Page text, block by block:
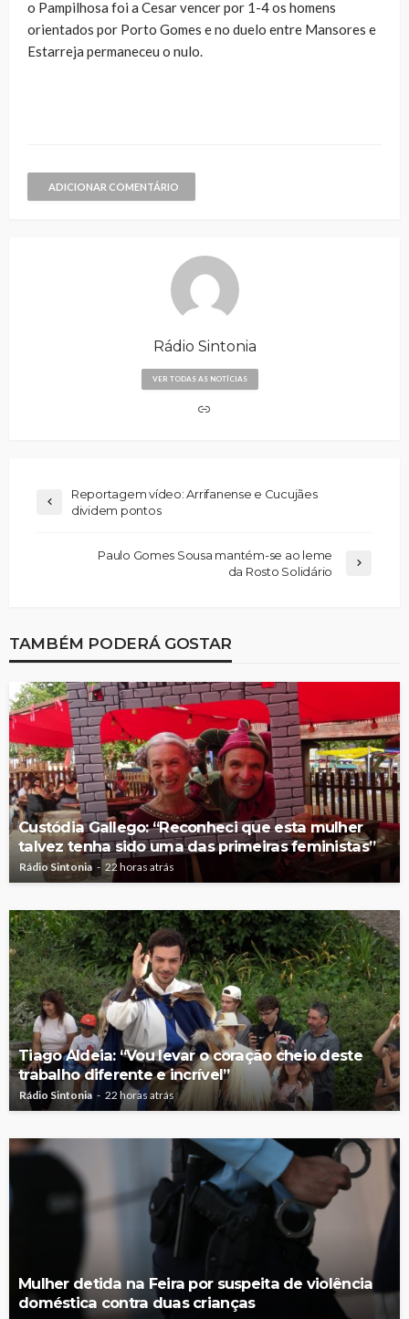
o Pampilhosa foi a Cesar vencer por 1-4 os homens
orientados por Porto Gomes e no duelo entre Mansores e
Estarreja permaneceu o nulo.
ADICIONAR COMENTÁRIO
Rádio Sintonia
VER TODAS AS NOTÍCIAS
Reportagem vídeo: Arrifanense e Cucujães
dividem pontos
Paulo Gomes Sousa mantém-se ao leme
da Rosto Solidário
TAMBÉM PODERÁ GOSTAR
Custódia Gallego: “Reconheci que esta mulher
talvez tenha sido uma das primeiras feministas”
Rádio Sintonia 22 horas atrás
Tiago Aldeia: “Vou levar o coração cheio deste
trabalho diferente e incrível”
Rádio Sintonia 22 horas atrás
Mulher detida na Feira por suspeita de violência
doméstica contra duas crianças